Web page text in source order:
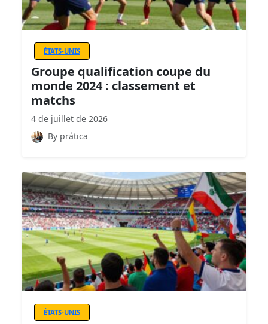
ÉTATS-UNIS
Groupe qualification coupe du
monde 2024 : classement et
matchs
4 de juillet de 2026
By prática
ÉTATS-UNIS